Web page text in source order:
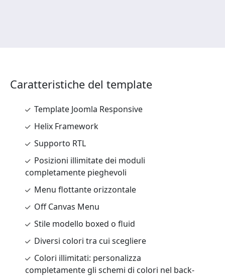
Caratteristiche del template
Template Joomla Responsive
Helix Framework
Supporto RTL
Posizioni illimitate dei moduli
completamente pieghevoli
Menu flottante orizzontale
Off Canvas Menu
Stile modello boxed o fluid
Diversi colori tra cui scegliere
Colori illimitati: personalizza
completamente gli schemi di colori nel back-